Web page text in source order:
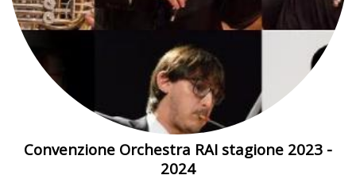
Convenzione Orchestra RAI stagione 2023 -
2024